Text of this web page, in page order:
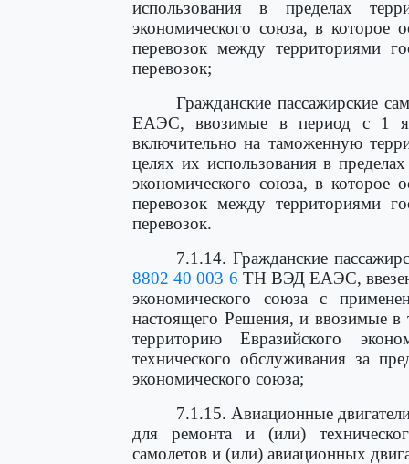
использования в пределах
экономического союза, в которое
перевозок между территориями
перевозок;
Гражданские пассажирские
ЕАЭС, ввозимые в период с 1
включительно на таможенную
целях их использования в
экономического союза, в которое
перевозок между территориями
перевозок.
7.1.14. Гражданские
8802 40 003 6 ТН ВЭД ЕАЭС,
экономического союза с
настоящего Решения, и ввозимые в
территорию Евразийского
технического обслуживания за
экономического союза;
7.1.15. Авиационные
для ремонта и (или)
самолетов и (или) авиационных